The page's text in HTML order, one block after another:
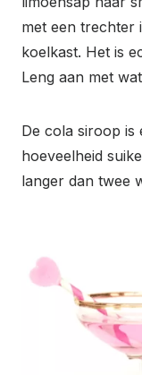
met een trechter
koelkast. Het is
Leng aan met
De cola siroop is
hoeveelheid
langer dan twee